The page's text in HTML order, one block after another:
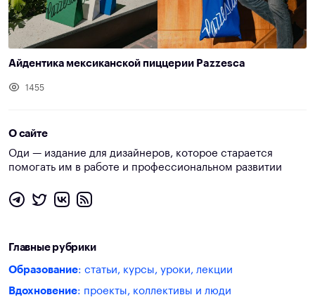
Айдентика мексиканской пиццерии Pazzesca
1455
О сайте
Оди — издание для дизайнеров, которое старается
помогать им в работе и профессиональном развитии
Главные рубрики
Образование: статьи, курсы, уроки, лекции
Вдохновение: проекты, коллективы и люди